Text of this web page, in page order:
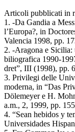
Articoli pubblicati in
1. -Da Gandia a
l’Europa?, in
Valencia 1998, pp.
2. -Aragona e Sicilia:
biliografica 1990-
dret”, III (1998), pp.
3. Privilegi delle
moderna, in “Das
Dölemeyer e H.
a.m., 2, 1999, pp.
4. “Sean hebidos y
Universidades